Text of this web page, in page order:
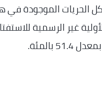
الحريات الموجودة في
غير الرسمية
بالمئة.